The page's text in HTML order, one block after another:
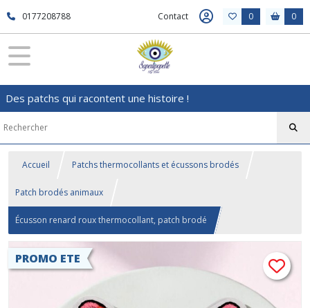
0177208788 Contact 0 0
Des patchs qui racontent une histoire !
Accueil Patchs thermocollants et écussons brodés
Patch brodés animaux
Écusson renard roux thermocollant, patch brodé
PROMO ETE